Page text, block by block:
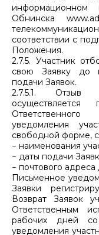
информационном
Обнинска
соответствии с
Положения.
2.7.5. Участник
свою Заявку до
подачи Заявок.
2.7.5.1. Отзыв
уведомления
свободной форме,
− наименования
− даты подачи
− почтового адреса
Письменное
Заявки
Возврат Заявок
Ответственным
рабочих дней со
уведомления